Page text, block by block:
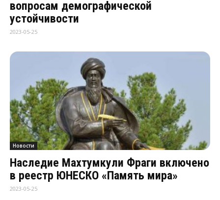
вопросам демографической
устойчивости
2023-05-25
Новости
Наследие Махтумкули Фраги включено
в реестр ЮНЕСКО «Память мира»
2023-05-25